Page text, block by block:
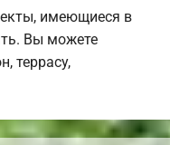
имеющиеся в
Вы можете
террасу,